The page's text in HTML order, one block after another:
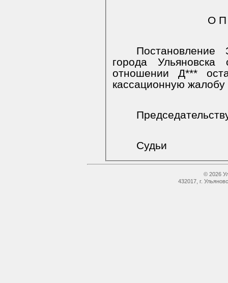
О П
Постановление
города
отношении Д***
кассационную жалобу
Судьи
© 2026
432017, г.